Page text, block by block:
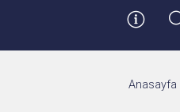
Anasayfa